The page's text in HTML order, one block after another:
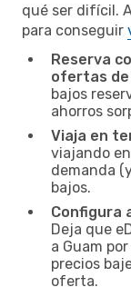
qué ser difícil.
para conseguir
Reserva
ofertas
bajos
ahorros
Viaja en
viajando
demanda
bajos.
Configura
Deja que
a Guam
precios
oferta.